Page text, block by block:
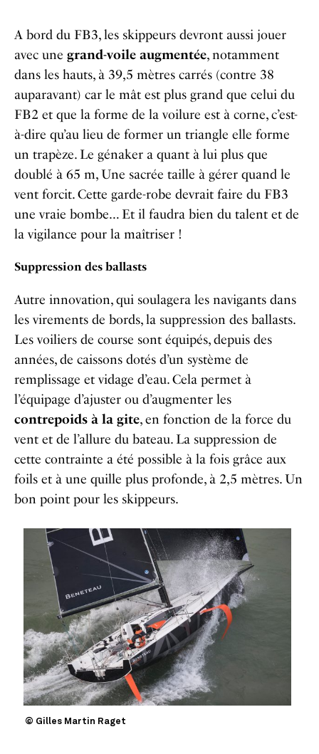
A bord du FB3, les skippeurs devront aussi jouer
avec une grand-voile augmentée, notamment
dans les hauts, à 39,5 mètres carrés (contre 38
auparavant) car le mât est plus grand que celui du
FB2 et que la forme de la voilure est à corne, c’est-
à-dire qu’au lieu de former un triangle elle forme
un trapèze. Le génaker a quant à lui plus que
doublé à 65 m, Une sacrée taille à gérer quand le
vent forcit. Cette garde-robe devrait faire du FB3
une vraie bombe… Et il faudra bien du talent et de
la vigilance pour la maîtriser !
Suppression des ballasts
Autre innovation, qui soulagera les navigants dans
les virements de bords, la suppression des ballasts.
Les voiliers de course sont équipés, depuis des
années, de caissons dotés d’un système de
remplissage et vidage d’eau. Cela permet à
l’équipage d’ajuster ou d’augmenter les
contrepoids à la gite, en fonction de la force du
vent et de l’allure du bateau. La suppression de
cette contrainte a été possible à la fois grâce aux
foils et à une quille plus profonde, à 2,5 mètres. Un
bon point pour les skippeurs.
© Gilles Martin Raget